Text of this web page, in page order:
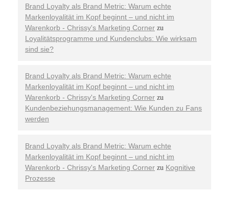
Brand Loyalty als Brand Metric: Warum echte
Markenloyalität im Kopf beginnt – und nicht im
Warenkorb - Chrissy's Marketing Corner zu
Loyalitätsprogramme und Kundenclubs: Wie wirksam
sind sie?
Brand Loyalty als Brand Metric: Warum echte
Markenloyalität im Kopf beginnt – und nicht im
Warenkorb - Chrissy's Marketing Corner zu
Kundenbeziehungsmanagement: Wie Kunden zu Fans
werden
Brand Loyalty als Brand Metric: Warum echte
Markenloyalität im Kopf beginnt – und nicht im
Warenkorb - Chrissy's Marketing Corner zu Kognitive
Prozesse